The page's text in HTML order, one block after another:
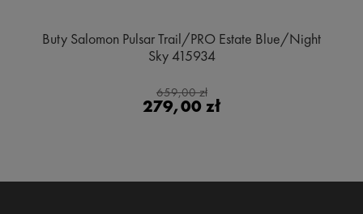
Buty Salomon Pulsar Trail/PRO Estate Blue/Night
Sky 415934
659,00 zł
279,00 zł